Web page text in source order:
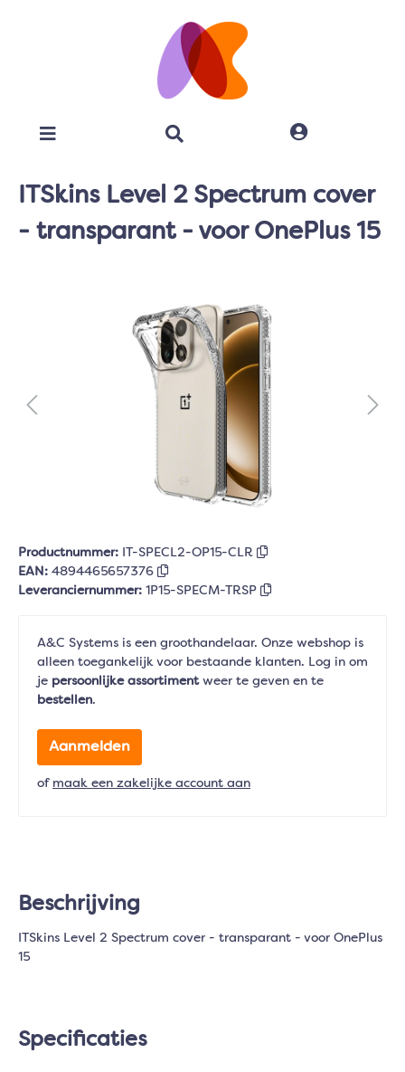
ITSkins Level 2 Spectrum cover
- transparant - voor OnePlus 15
Productnummer: IT-SPECL2-OP15-CLR
EAN: 4894465657376
Leveranciernummer: 1P15-SPECM-TRSP
A&C Systems is een groothandelaar. Onze webshop is
alleen toegankelijk voor bestaande klanten. Log in om
je persoonlijke assortimentweer te geven en te
bestellen.
Aanmelden
of maak een zakelijke account aan
Beschrijving
ITSkins Level 2 Spectrum cover - transparant - voor OnePlus
15
Specificaties